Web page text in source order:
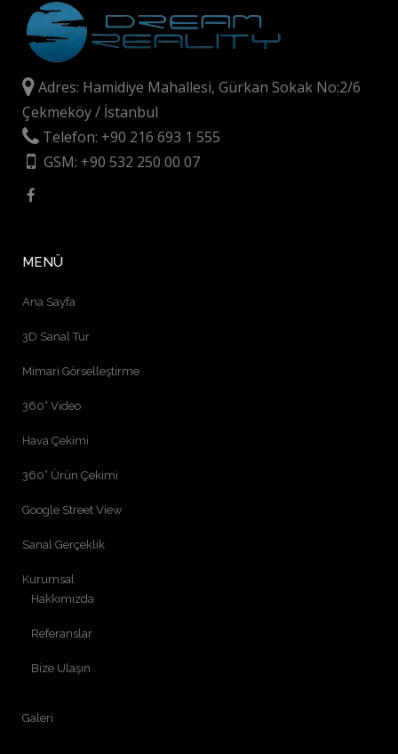
Adres: Hamidiye Mahallesi, Gürkan Sokak No:2/6
Çekmeköy / İstanbul
Telefon: +90 216 693 1 555
GSM: +90 532 250 00 07
MENÜ
Ana Sayfa
3D Sanal Tur
Mimari Görselleştirme
360° Video
Hava Çekimi
360° Ürün Çekimi
Google Street View
Sanal Gerçeklik
Kurumsal
Hakkımızda
Referanslar
Bize Ulaşın
Galeri